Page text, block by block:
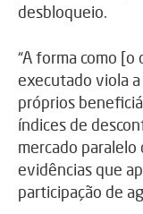
desbloqueio.
“A forma como
executado viola
próprios
índices de
mercado
evidências que
participação de